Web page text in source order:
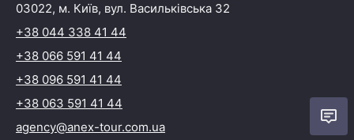
03022, м. Київ, вул. Васильківська 32
+38 044 338 41 44
+38 066 591 41 44
+38 096 591 41 44
+38 063 591 41 44
agency@anex-tour.com.ua